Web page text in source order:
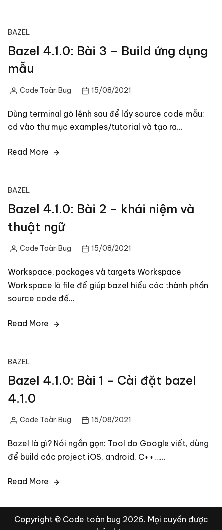
BAZEL
Bazel 4.1.0: Bài 3 – Build ứng dụng
mẫu
PostedCode Toàn Bug 15/08/2021
Dùng terminal gõ lệnh sau để lấy source code mẫu:
cd vào thư mục examples/tutorial và tạo ra…
Read More
BAZEL
Bazel 4.1.0: Bài 2 – khái niệm và
thuật ngữ
PostedCode Toàn Bug 15/08/2021
Workspace, packages và targets Workspace
Workspace là file để giúp bazel hiểu các thành phần
source code để…
Read More
BAZEL
Bazel 4.1.0: Bài 1 – Cài đặt bazel
4.1.0
PostedCode Toàn Bug 15/08/2021
Bazel là gì? Nói ngắn gọn: Tool do Google viết, dùng
để build các project iOS, android, C++……
Read More
Copyright © Code toàn bug 2026. Mọi quyền được